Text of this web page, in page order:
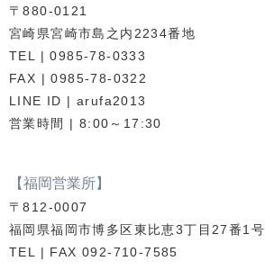
〒880-0121
宮崎県宮崎市島之内2234番地
TEL | 0985-78-0333
FAX | 0985-78-0322
LINE ID | arufa2013
営業時間 | 8:00～17:30
【福岡営業所】
〒812-0007
福岡県福岡市博多区東比恵3丁目27番1号
TEL | FAX 092-710-7585